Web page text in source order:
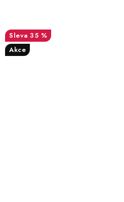
35 %
Akce